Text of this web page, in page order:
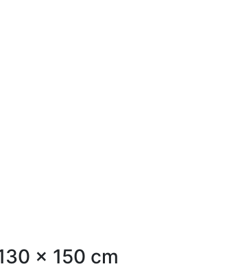
Soma
x 150 cm